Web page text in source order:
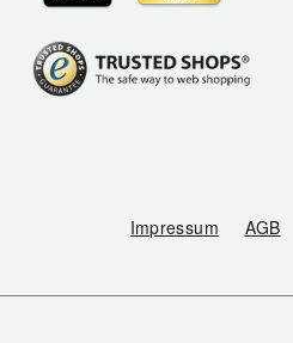
Impressum AGB